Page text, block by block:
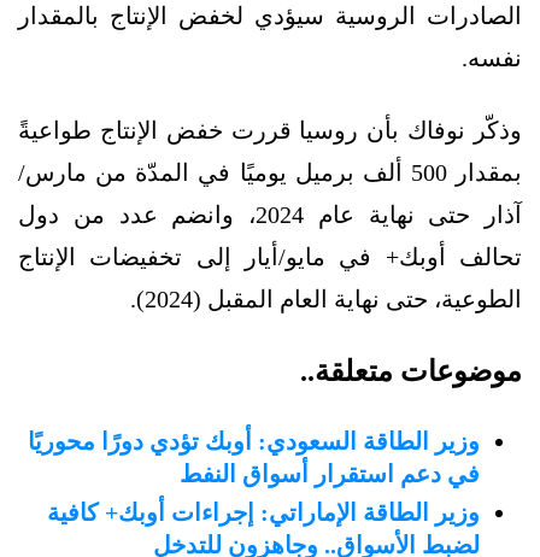
الصادرات الروسية سيؤدي لخفض الإنتاج بالمقدار
نفسه.
وذكّر نوفاك بأن روسيا قررت خفض الإنتاج طواعيةً
بمقدار 500 ألف برميل يوميًا في المدّة من مارس/
آذار حتى نهاية عام 2024، وانضم عدد من دول
تحالف أوبك+ في مايو/أيار إلى تخفيضات الإنتاج
الطوعية، حتى نهاية العام المقبل (2024).
موضوعات متعلقة..
وزير الطاقة السعودي: أوبك تؤدي دورًا محوريًا
في دعم استقرار أسواق النفط
وزير الطاقة الإماراتي: إجراءات أوبك+ كافية
لضبط الأسواق.. وجاهزون للتدخل